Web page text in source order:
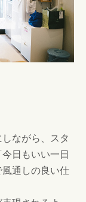
ながら、スタ
日もいい一日
通しの良い仕